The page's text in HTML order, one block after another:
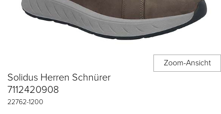
Solidus Herren Schnürer
7112420908
22762-1200